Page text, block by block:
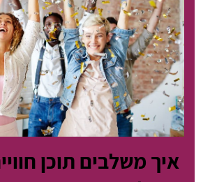
איך משלבים תוכן